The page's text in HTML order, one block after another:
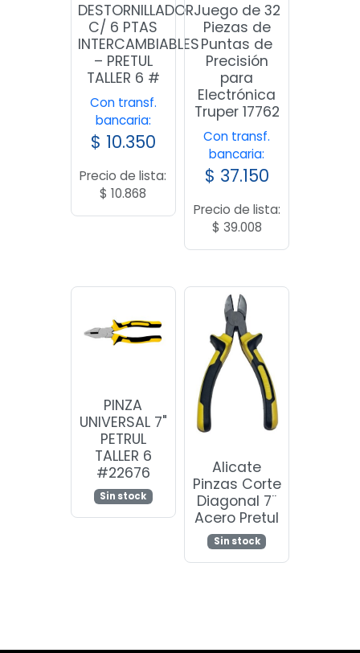
DESTORNILLADOR
C/ 6 PTAS
INTERCAMBIABLES
– PRETUL
TALLER 6 #
Con transf.
bancaria:
$ 10.350
Precio de lista:
$ 10.868
Juego de 32
Piezas de
Puntas de
Precisión
para
Electrónica
Truper 17762
Con transf.
bancaria:
$ 37.150
Precio de lista:
$ 39.008
PINZA
UNIVERSAL 7"
PETRUL
TALLER 6
#22676
Sin stock
Alicate
Pinzas Corte
Diagonal 7¨
Acero Pretul
Sin stock